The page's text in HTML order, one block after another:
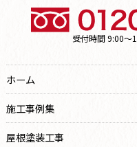
受付時間 9:00～
ホーム
施工事例集
屋根塗装工事